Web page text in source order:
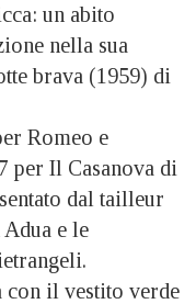
un abito
nella sua
brava (1959) di
Romeo e
per Il Casanova di
dal tailleur
e le
con il vestito verde